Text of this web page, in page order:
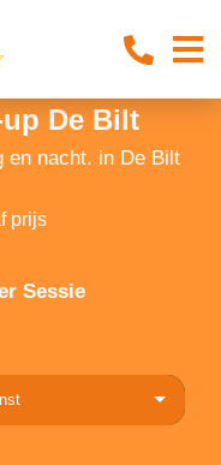
De Bilt
en nacht. in De Bilt
prijs
Sessie